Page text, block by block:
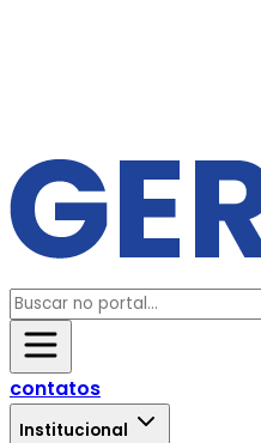
contatos
Institucional